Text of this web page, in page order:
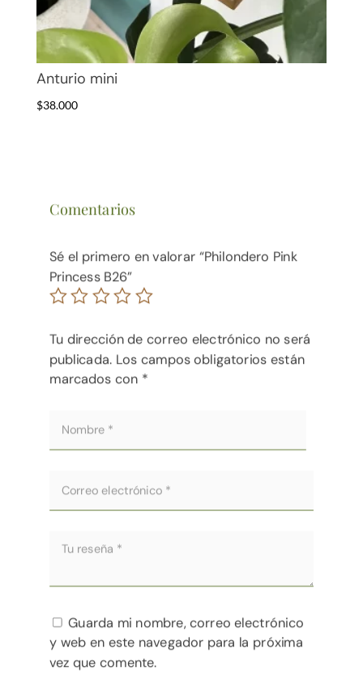
Anturio mini
$38.000
Comentarios
Sé el primero en valorar “Philondero Pink
Princess B26”
Tu dirección de correo electrónico no será
publicada. Los campos obligatorios están
marcados con *
Guarda mi nombre, correo electrónico
y web en este navegador para la próxima
vez que comente.